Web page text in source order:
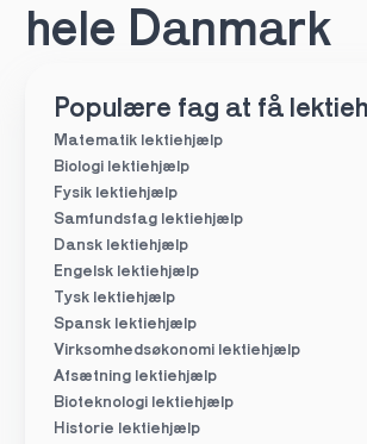
hele Danmark
Populære fag at få
Matematik lektiehjælp
Biologi lektiehjælp
Fysik lektiehjælp
Samfundsfag lektiehjælp
Dansk lektiehjælp
Engelsk lektiehjælp
Tysk lektiehjælp
Spansk lektiehjælp
Virksomhedsøkonomi lektiehjælp
Afsætning lektiehjælp
Bioteknologi lektiehjælp
Historie lektiehjælp